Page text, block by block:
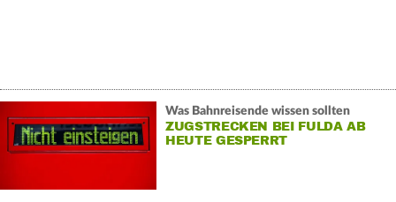
Was Bahnreisende wissen sollten
ZUGSTRECKEN BEI FULDA AB
HEUTE GESPERRT